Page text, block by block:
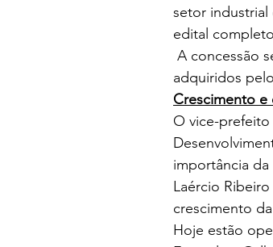
setor
edital
A concessão
adquiridos
Crescimento e
O vice-
importância
Laércio
crescimento
Hoje estão